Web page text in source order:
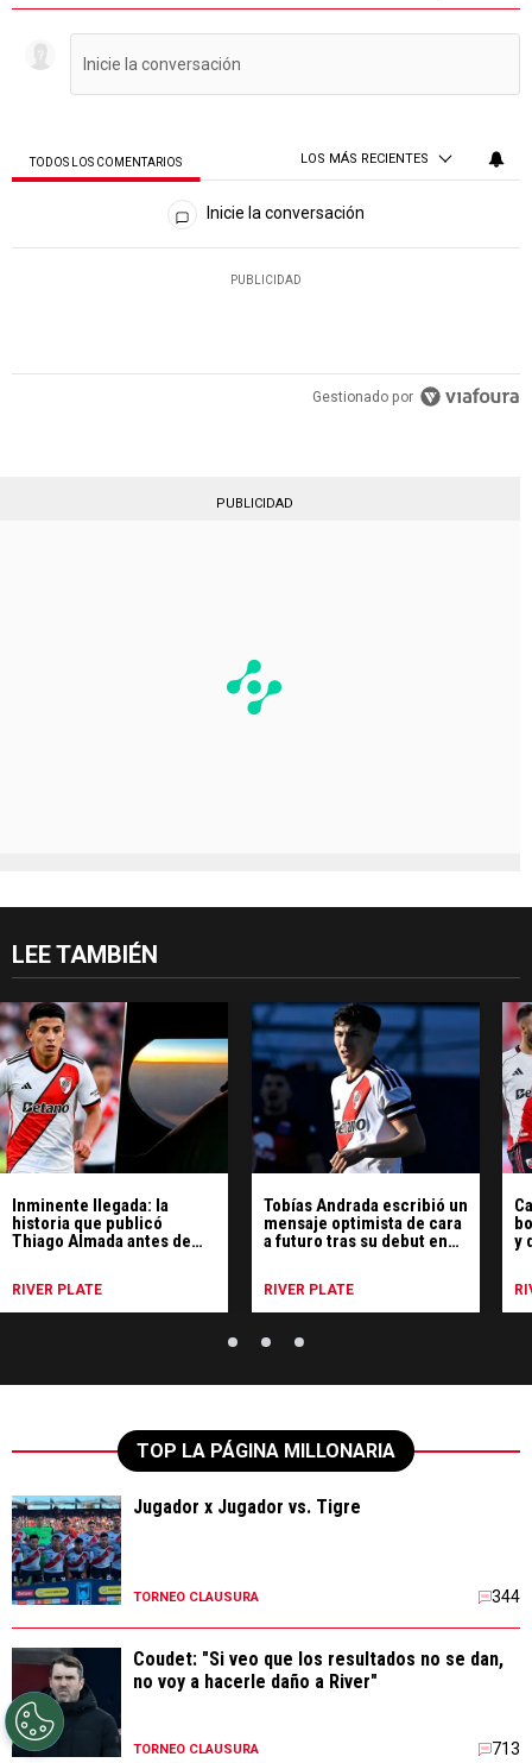
TODOS LOS COMENTARIOS LOS MÁS RECIENTES
Todos los comentarios
Inicie la conversación
PUBLICIDAD
Gestionado por
PUBLICIDAD
LEE TAMBIÉN
Inminente llegada: la
historia que publicó
Thiago Almada antes de
RIVER PLATE
Tobías Andrada escribió un
mensaje optimista de cara
a futuro tras su debut en
RIVER PLATE
y
TOP LA PÁGINA MILLONARIA
Jugador x Jugador vs. Tigre
TORNEO CLAUSURA 344
Coudet: "Si veo que los resultados no se dan,
no voy a hacerle daño a River"
TORNEO CLAUSURA 713